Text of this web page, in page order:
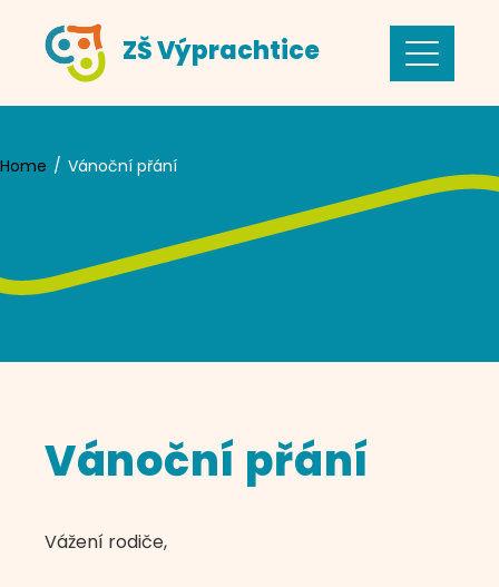
content
ZŠ Výprachtice
Home Vánoční přání
Vánoční přání
Vážení rodiče,